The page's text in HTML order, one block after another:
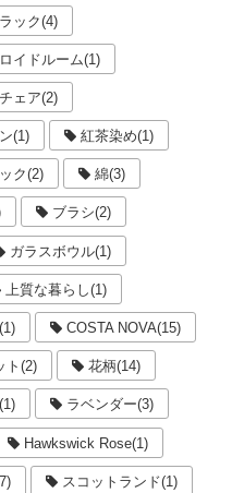
ック(4)
ロイドルーム(1)
ェア(2)
(1) 紅茶染め(1)
ク(2) 綿(3)
ブラシ(2)
ガラスボウル(1)
上質な暮らし(1)
COSTA NOVA(15)
ト(2) 花柄(14)
ラベンダー(3)
Hawkswick Rose(1)
スコットランド(1)